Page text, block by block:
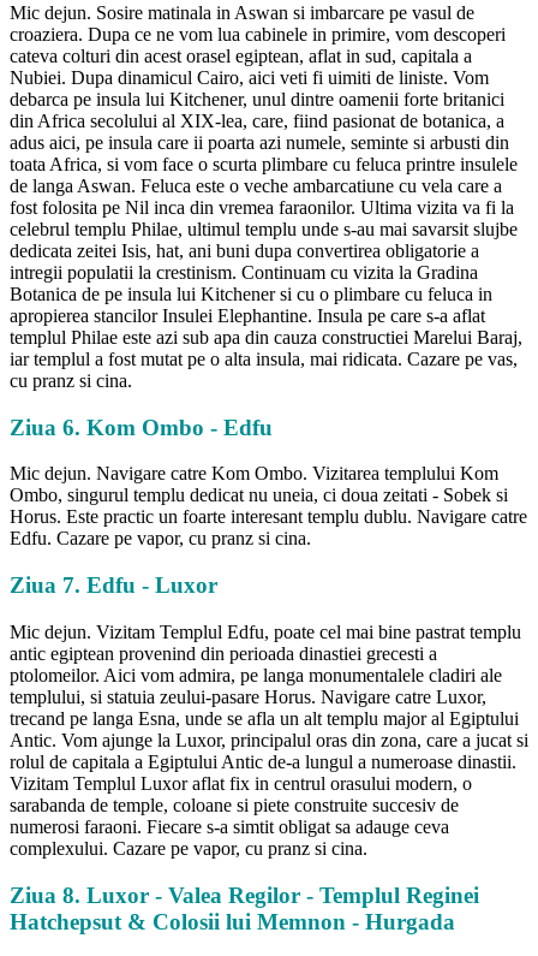
Mic dejun. Sosire matinala in Aswan si imbarcare pe vasul de
croaziera. Dupa ce ne vom lua cabinele in primire, vom descoperi
cateva colturi din acest orasel egiptean, aflat in sud, capitala a
Nubiei. Dupa dinamicul Cairo, aici veti fi uimiti de liniste. Vom
debarca pe insula lui Kitchener, unul dintre oamenii forte britanici
din Africa secolului al XIX-lea, care, fiind pasionat de botanica, a
adus aici, pe insula care ii poarta azi numele, seminte si arbusti din
toata Africa, si vom face o scurta plimbare cu feluca printre insulele
de langa Aswan. Feluca este o veche ambarcatiune cu vela care a
fost folosita pe Nil inca din vremea faraonilor. Ultima vizita va fi la
celebrul templu Philae, ultimul templu unde s-au mai savarsit slujbe
dedicata zeitei Isis, hat, ani buni dupa convertirea obligatorie a
intregii populatii la crestinism. Continuam cu vizita la Gradina
Botanica de pe insula lui Kitchener si cu o plimbare cu feluca in
apropierea stancilor Insulei Elephantine. Insula pe care s-a aflat
templul Philae este azi sub apa din cauza constructiei Marelui Baraj,
iar templul a fost mutat pe o alta insula, mai ridicata. Cazare pe vas,
cu pranz si cina.
Ziua 6. Kom Ombo - Edfu
Mic dejun. Navigare catre Kom Ombo. Vizitarea templului Kom
Ombo, singurul templu dedicat nu uneia, ci doua zeitati - Sobek si
Horus. Este practic un foarte interesant templu dublu. Navigare catre
Edfu. Cazare pe vapor, cu pranz si cina.
Ziua 7. Edfu - Luxor
Mic dejun. Vizitam Templul Edfu, poate cel mai bine pastrat templu
antic egiptean provenind din perioada dinastiei grecesti a
ptolomeilor. Aici vom admira, pe langa monumentalele cladiri ale
templului, si statuia zeului-pasare Horus. Navigare catre Luxor,
trecand pe langa Esna, unde se afla un alt templu major al Egiptului
Antic. Vom ajunge la Luxor, principalul oras din zona, care a jucat si
rolul de capitala a Egiptului Antic de-a lungul a numeroase dinastii.
Vizitam Templul Luxor aflat fix in centrul orasului modern, o
sarabanda de temple, coloane si piete construite succesiv de
numerosi faraoni. Fiecare s-a simtit obligat sa adauge ceva
complexului. Cazare pe vapor, cu pranz si cina.
Ziua 8. Luxor - Valea Regilor - Templul Reginei
Hatchepsut & Colosii lui Memnon - Hurgada